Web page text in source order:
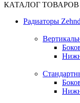
КАТАЛОГ ТОВАРОВ
Радиаторы